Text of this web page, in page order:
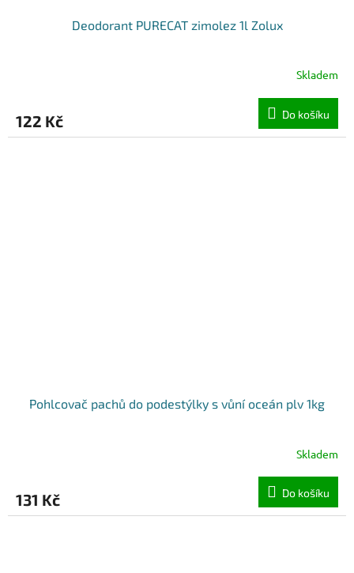
Deodorant PURECAT zimolez 1l Zolux
Skladem
122 Kč Do košíku
Pohlcovač pachů do podestýlky s vůní oceán plv 1kg
Skladem
131 Kč Do košíku